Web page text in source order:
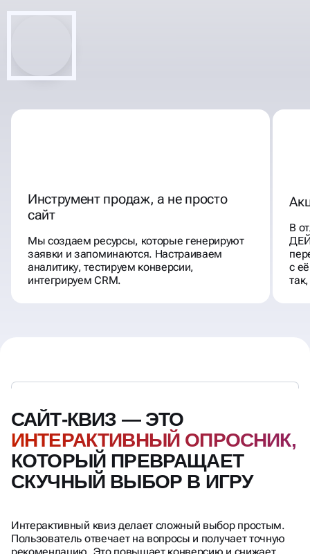
Инструмент продаж, а не просто
сайт
Мы создаем ресурсы, которые генерируют
заявки и запоминаются. Настраиваем
аналитику, тестируем конверсии,
интегрируем CRM.
В
с
САЙТ-КВИЗ — ЭТО
ИНТЕРАКТИВНЫЙ ОПРОСНИК,
КОТОРЫЙ ПРЕВРАЩАЕТ
СКУЧНЫЙ ВЫБОР В ИГРУ
Интерактивный квиз делает сложный выбор простым.
Пользователь отвечает на вопросы и получает точную
рекомендацию. Это повышает конверсию и снижает